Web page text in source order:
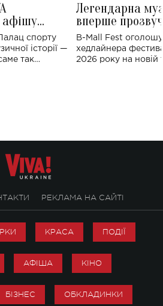
афішу
Палаці
спорту
історії —
так
Легендарна
вперше
Україні: де
B-Mall Fest
хедлайнера
2026 року на новій
РЕКЛАМА НА САЙТІ
КРАСА ПОДІЇ
АФІША КІНО
БІЗНЕС ОБКЛАДИНКИ